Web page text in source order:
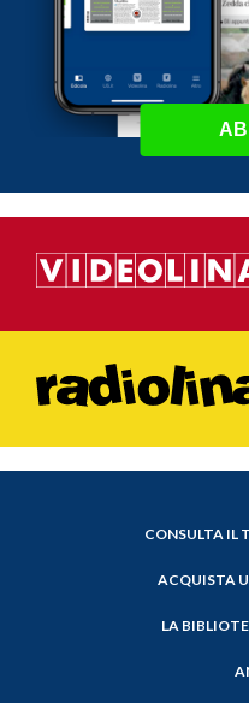
CONSULTA IL
ACQUISTA
LA